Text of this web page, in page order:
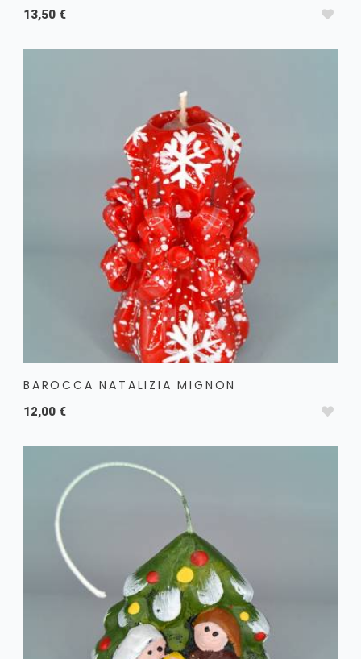
13,50 €
BAROCCA NATALIZIA MIGNON
12,00 €